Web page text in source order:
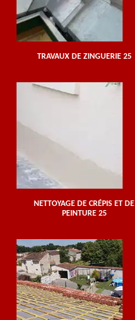
TRAVAUX DE ZINGUERIE 25
NETTOYAGE DE CRÉPIS ET DE
PEINTURE 25